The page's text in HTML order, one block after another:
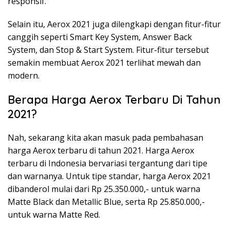
Selain itu, Aerox 2021 juga dilengkapi dengan fitur-fitur
canggih seperti Smart Key System, Answer Back
System, dan Stop & Start System. Fitur-fitur tersebut
semakin membuat Aerox 2021 terlihat mewah dan
modern.
Berapa Harga Aerox Terbaru Di Tahun
2021?
Nah, sekarang kita akan masuk pada pembahasan
harga Aerox terbaru di tahun 2021. Harga Aerox
terbaru di Indonesia bervariasi tergantung dari tipe
dan warnanya. Untuk tipe standar, harga Aerox 2021
dibanderol mulai dari Rp 25.350.000,- untuk warna
Matte Black dan Metallic Blue, serta Rp 25.850.000,-
untuk warna Matte Red.